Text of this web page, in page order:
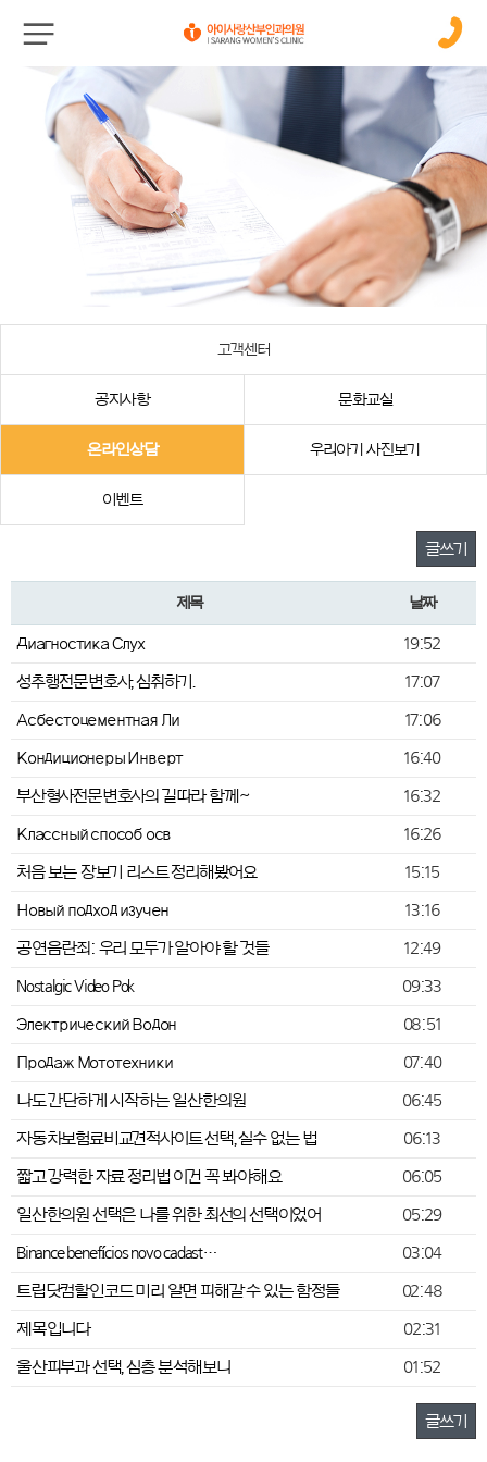
고객센터
공지사항 문화교실
온라인상담 우리아기 사진보기
이벤트
글쓰기
제목 날짜
Диагностика Слух 19:52
성추행전문변호사, 심취하기. 17:07
Асбестоцементная Ли 17:06
Кондиционеры Инверт 16:40
부산형사전문변호사의 길따라 함께~ 16:32
Классный способ осв 16:26
처음 보는 장보기 리스트 정리해봤어요 15:15
Новый подход изучен 13:16
공연음란죄: 우리 모두가 알아야 할 것들 12:49
Nostalgic Video Pok 09:33
Электрический Водон 08:51
Продаж Мототехники 07:40
나도 간단하게 시작하는 일산한의원 06:45
자동차보험료비교견적사이트 선택, 실수 없는 법 06:13
짧고 강력한 자료 정리법 이건 꼭 봐야해요 06:05
일산한의원 선택은 나를 위한 최선의 선택이었어 05:29
Binance benefícios novo cadast… 03:04
트립닷컴할인코드 미리 알면 피해갈 수 있는 함정들 02:48
제목입니다 02:31
울산피부과 선택, 심층 분석해보니 01:52
글쓰기